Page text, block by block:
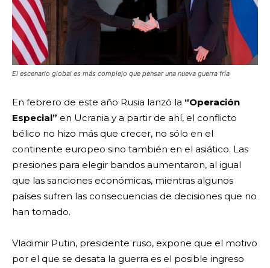
El escenario global es más complejo que pensar una nueva guerra fría
En febrero de este año Rusia lanzó la “Operación
Especial” en Ucrania y a partir de ahí, el conflicto
bélico no hizo más que crecer, no sólo en el
continente europeo sino también en el asiático. Las
presiones para elegir bandos aumentaron, al igual
que las sanciones económicas, mientras algunos
países sufren las consecuencias de decisiones que no
han tomado.
Vladimir Putin, presidente ruso, expone que el motivo
por el que se desata la guerra es el posible ingreso